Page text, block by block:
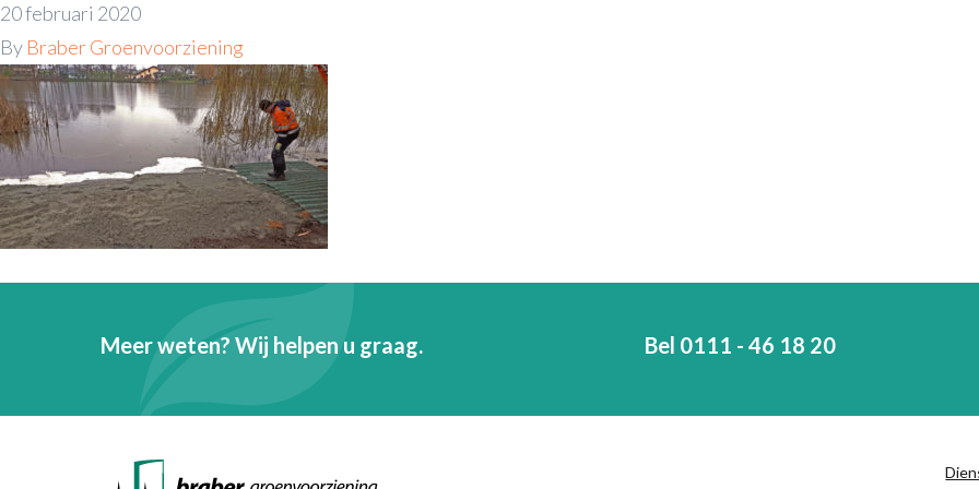
20 februari 2020
By Braber Groenvoorziening
Meer weten? Wij helpen u graag. Bel 0111 - 46 18 20